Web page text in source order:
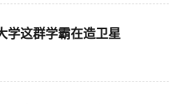
学这群学霸在造卫星